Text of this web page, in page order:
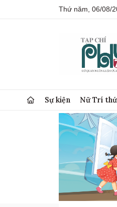
Thứ năm, 06/08/
Sự kiện Nữ Trí